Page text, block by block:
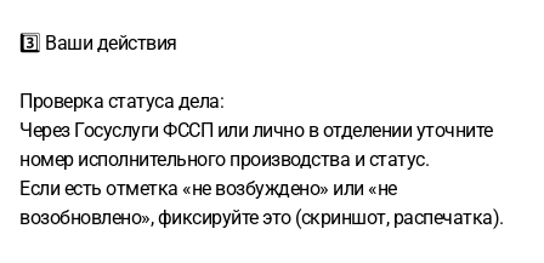
3️⃣ Ваши действия
Проверка статуса дела:
Через Госуслуги ФССП или лично в отделении уточните
номер исполнительного производства и статус.
Если есть отметка «не возбуждено» или «не
возобновлено», фиксируйте это (скриншот, распечатка).